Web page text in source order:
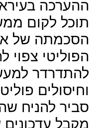
ההערכה
תוכל לקום
הסכמתה של
הפוליטי צפוי
להתדרדר
וחיסולים
סביר להניח
מקבל